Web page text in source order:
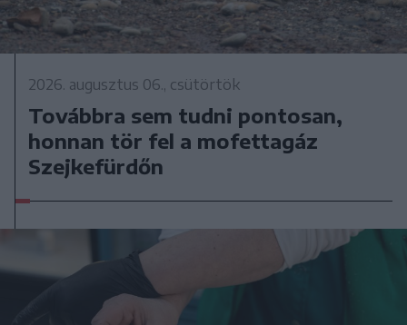
2026. augusztus 06., csütörtök
Továbbra sem tudni pontosan,
honnan tör fel a mofettagáz
Szejkefürdőn